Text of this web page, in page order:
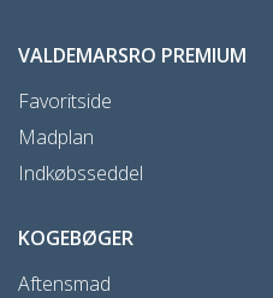
VALDEMARSRO PREMIUM
Favoritside
Madplan
Indkøbsseddel
KOGEBØGER
Aftensmad